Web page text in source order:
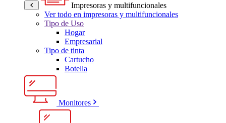
Impresoras y multifuncionales
Ver todo en impresoras y multifuncionales
Tipo de Uso
Hogar
Empresarial
Tipo de tinta
Cartucho
Botella
Monitores